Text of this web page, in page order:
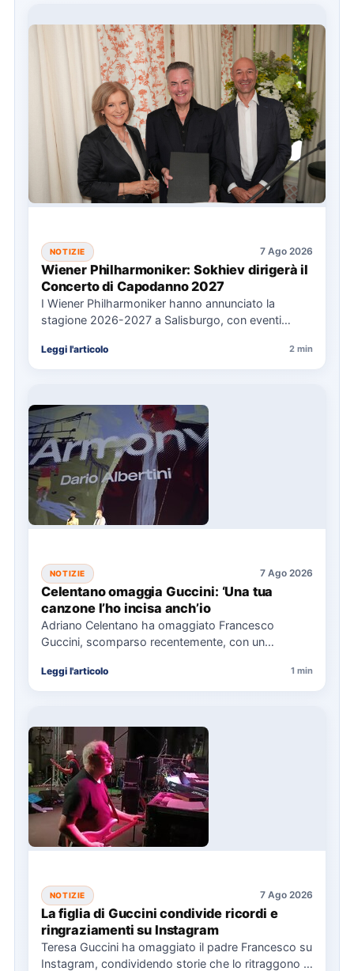
NOTIZIE 7 Ago 2026
Wiener Philharmoniker: Sokhiev dirigerà il
Concerto di Capodanno 2027
I Wiener Philharmoniker hanno annunciato la
stagione 2026-2027 a Salisburgo, con eventi
Leggi l'articolo 2 min
NOTIZIE 7 Ago 2026
Celentano omaggia Guccini: ‘Una tua
canzone l’ho incisa anch’io
Adriano Celentano ha omaggiato Francesco
Guccini, scomparso recentemente, con un
"Vite" che…
Leggi l'articolo 1 min
NOTIZIE 7 Ago 2026
La figlia di Guccini condivide ricordi e
ringraziamenti su Instagram
Teresa Guccini ha omaggiato il padre Francesco su
Instagram, condividendo storie che lo ritraggono in